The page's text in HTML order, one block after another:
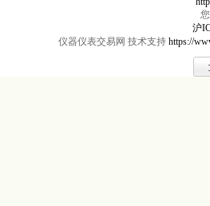
沪
仪器仪表交易网 技术支持 https://